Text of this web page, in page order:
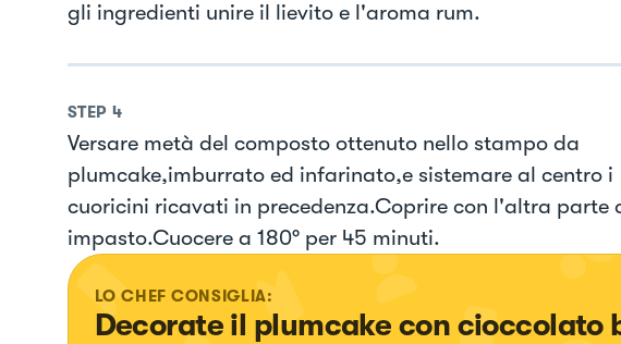
gli ingredienti unire il lievito e l'aroma rum.
STEP 4
Versare metà del composto ottenuto nello stampo da
plumcake,imburrato ed infarinato,e sistemare al centro i
cuoricini ricavati in precedenza.Coprire con l'altra parte
impasto.Cuocere a 180° per 45 minuti.
LO CHEF CONSIGLIA:
Decorate il plumcake con cioccolato